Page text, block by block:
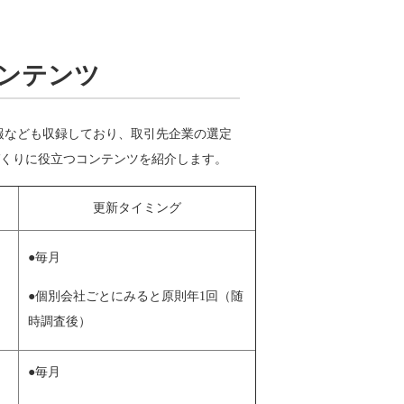
テンツ
ども収録しており、取引先企業の選定
りに役立つコンテンツを紹介します。
更新タイミング
●毎月
●個別会社ごとにみると原則年1回（随
時調査後）
●毎月